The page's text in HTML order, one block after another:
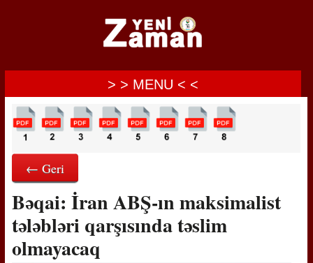
> > MENU < <
← Geri
Bəqai: İran ABŞ-ın maksimalist
tələbləri qarşısında təslim
olmayacaq